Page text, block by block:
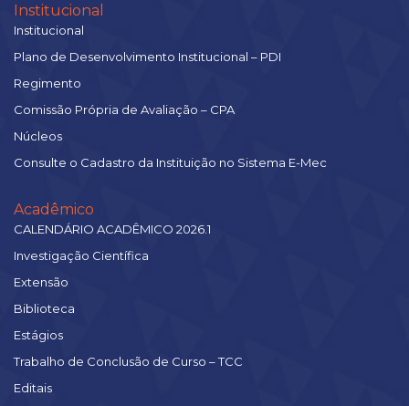
Institucional
Institucional
Plano de Desenvolvimento Institucional – PDI
Regimento
Comissão Própria de Avaliação – CPA
Núcleos
Consulte o Cadastro da Instituição no Sistema E-Mec
Acadêmico
CALENDÁRIO ACADÊMICO 2026.1
Investigação Científica
Extensão
Biblioteca
Estágios
Trabalho de Conclusão de Curso – TCC
Editais